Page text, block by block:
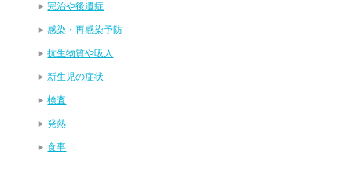
完治や後遺症
感染・再感染予防
抗生物質や吸入
新生児の症状
検査
発熱
食事